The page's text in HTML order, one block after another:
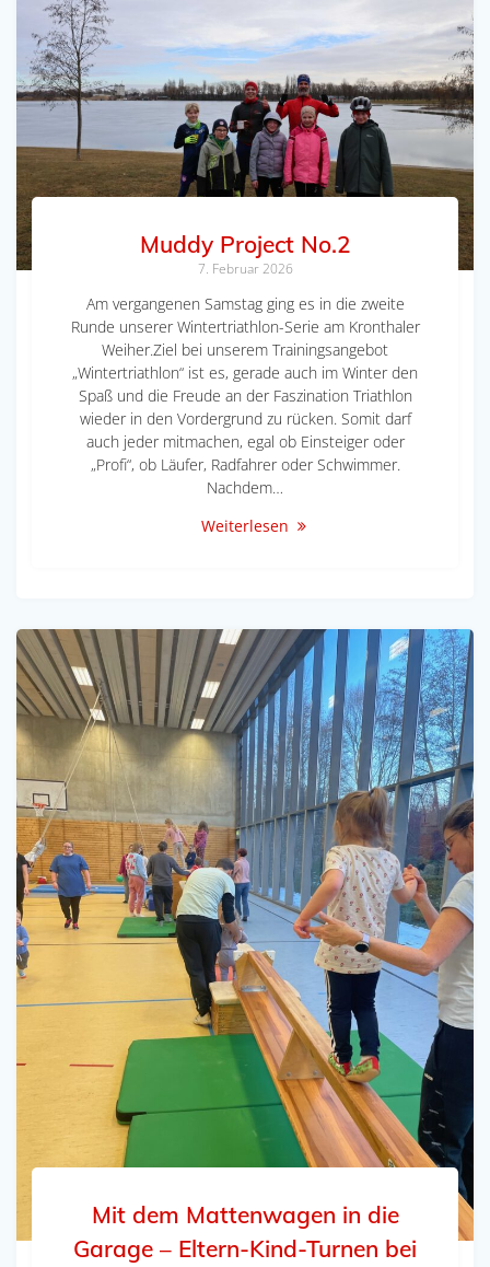
Muddy Project No.2
7. Februar 2026
Am vergangenen Samstag ging es in die zweite
Runde unserer Wintertriathlon-Serie am Kronthaler
Weiher.Ziel bei unserem Trainingsangebot
„Wintertriathlon“ ist es, gerade auch im Winter den
Spaß und die Freude an der Faszination Triathlon
wieder in den Vordergrund zu rücken. Somit darf
auch jeder mitmachen, egal ob Einsteiger oder
„Profi“, ob Läufer, Radfahrer oder Schwimmer.
Nachdem…
Weiterlesen
Mit dem Mattenwagen in die
Garage – Eltern-Kind-Turnen bei